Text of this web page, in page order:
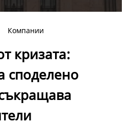
Компании
кризата:
споделено